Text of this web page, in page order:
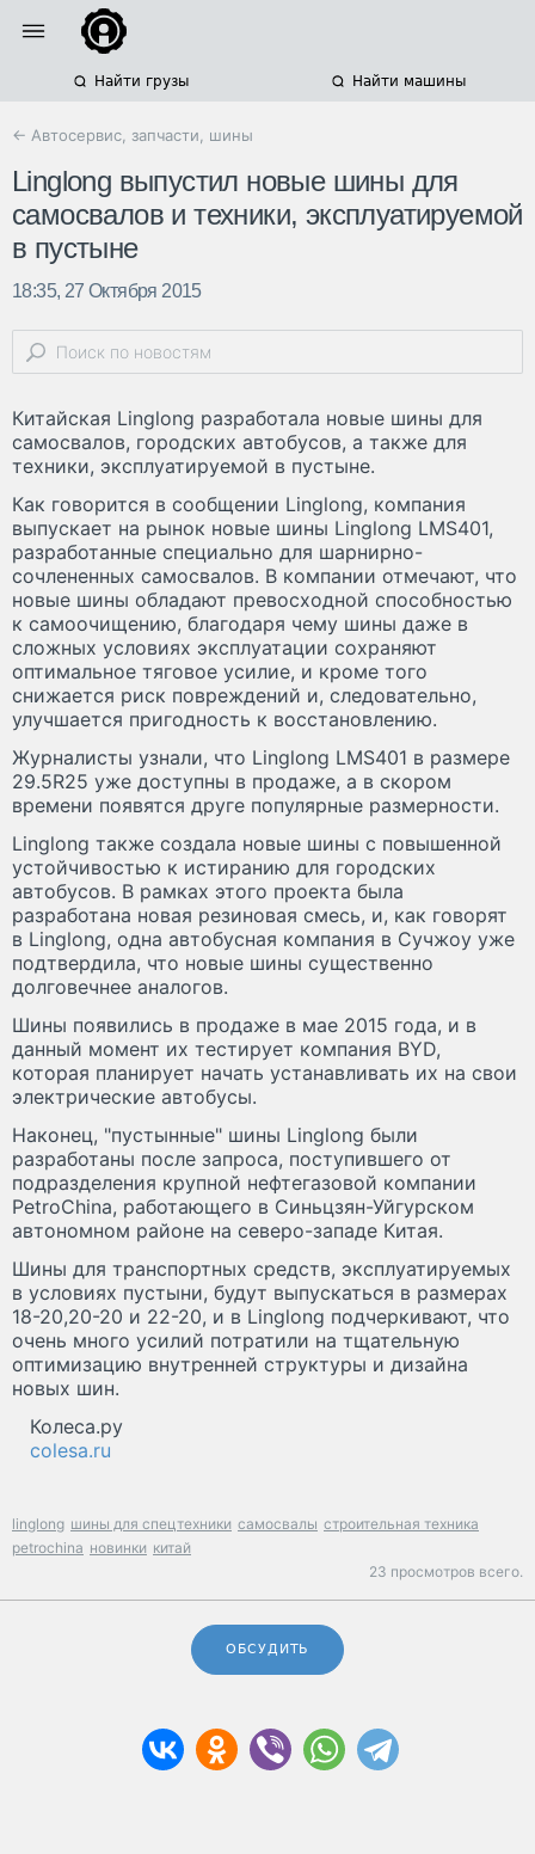
Найти грузы Найти машины
← Автосервис, запчасти, шины
Linglong выпустил новые шины для
самосвалов и техники, эксплуатируемой
в пустыне
18:35, 27 Октября 2015
Китайская Linglong разработала новые шины для
самосвалов, городских автобусов, а также для
техники, эксплуатируемой в пустыне.
Как говорится в сообщении Linglong, компания
выпускает на рынок новые шины Linglong LMS401,
разработанные специально для шарнирно-
сочлененных самосвалов. В компании отмечают, что
новые шины обладают превосходной способностью
к самоочищению, благодаря чему шины даже в
сложных условиях эксплуатации сохраняют
оптимальное тяговое усилие, и кроме того
снижается риск повреждений и, следовательно,
улучшается пригодность к восстановлению.
Журналисты узнали, что Linglong LMS401 в размере
29.5R25 уже доступны в продаже, а в скором
времени появятся друге популярные размерности.
Linglong также создала новые шины с повышенной
устойчивостью к истиранию для городских
автобусов. В рамках этого проекта была
разработана новая резиновая смесь, и, как говорят
в Linglong, одна автобусная компания в Сучжоу уже
подтвердила, что новые шины существенно
долговечнее аналогов.
Шины появились в продаже в мае 2015 года, и в
данный момент их тестирует компания BYD,
которая планирует начать устанавливать их на свои
электрические автобусы.
Наконец, "пустынные" шины Linglong были
разработаны после запроса, поступившего от
подразделения крупной нефтегазовой компании
PetroСhina, работающего в Синьцзян-Уйгурском
автономном районе на северо-западе Китая.
Шины для транспортных средств, эксплуатируемых
в условиях пустыни, будут выпускаться в размерах
18-20,20-20 и 22-20, и в Linglong подчеркивают, что
очень много усилий потратили на тщательную
оптимизацию внутренней структуры и дизайна
новых шин.
Колеса.ру
colesa.ru
linglong шины для спецтехники самосвалы строительная техника
petrochina новинки китай
23 просмотров всего.
ОБСУДИТЬ